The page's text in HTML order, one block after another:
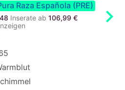
Raza Española (PRE)
Inserate ab 106,99 €
chevron_right